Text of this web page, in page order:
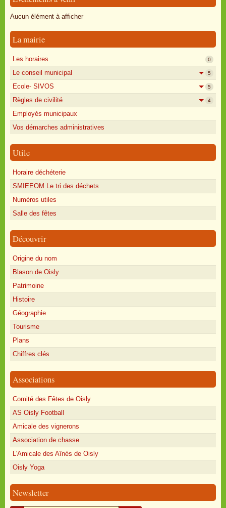
Oisly autrefois
Annonces
Aucun élément à afficher
La mairie
Les horaires 0
Le conseil municipal 5
Ecole- SIVOS 5
Règles de civilité 4
Employés municipaux
Vos démarches administratives
Utile
Horaire déchéterie
SMIEEOM Le tri des déchets
Numéros utiles
Salle des fêtes
Découvrir
Origine du nom
Blason de Oisly
Patrimoine
Histoire
Géographie
Tourisme
Plans
Chiffres clés
Associations
Comité des Fêtes de Oisly
AS Oisly Football
Amicale des vignerons
Association de chasse
L'Amicale des Aînés de Oisly
Oisly Yoga
Newsletter